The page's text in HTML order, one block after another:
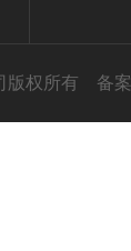
版权所有 备